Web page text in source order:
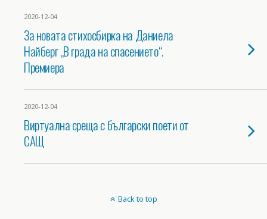
2020-12-04
За новата стихосбирка на Даниела
Найберг „В града на спасението“.
Премиера
2020-12-04
Виртуална среща с български поети от
САЩ
Back to top